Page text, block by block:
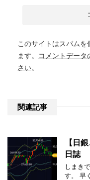
このサイトはスパム
ます。
コメントデー
さい。
関連記事
【日
日誌
しまき
す。 早